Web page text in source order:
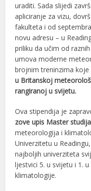
uraditi. Sada slijedi
apliciranje za vizu,
fakulteta i od
novu adresu – u
priliku da učim od
umova moderne
brojnim treninzima
u Britanskoj
rangiranoj u svijetu.
Ova stipendija je
zove upis Master studija
meteorologija i
Univerzitetu u
najboljih univerziteta
ljestvici 5. u svijetu i 1.
klimatologije.